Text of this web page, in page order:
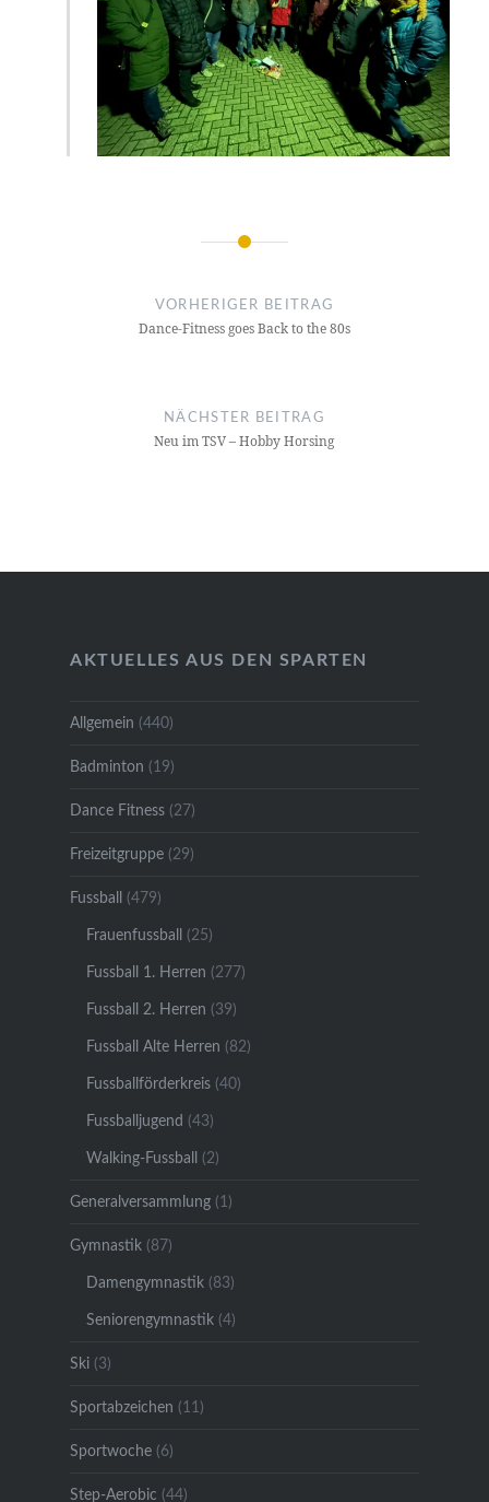
Beitragsnavigation
VORHERIGER BEITRAG
Dance-Fitness goes Back to the 80s
NÄCHSTER BEITRAG
Neu im TSV – Hobby Horsing
AKTUELLES AUS DEN SPARTEN
Allgemein (440)
Badminton (19)
Dance Fitness(27)
Freizeitgruppe(29)
Fussball (479)
Frauenfussball (25)
Fussball 1. Herren (277)
Fussball 2. Herren (39)
Fussball Alte Herren (82)
Fussballförderkreis(40)
Fussballjugend (43)
Walking-Fussball (2)
Generalversammlung(1)
Gymnastik(87)
Damengymnastik(83)
Seniorengymnastik(4)
Ski(3)
Sportabzeichen (11)
Sportwoche(6)
Step-Aerobic (44)